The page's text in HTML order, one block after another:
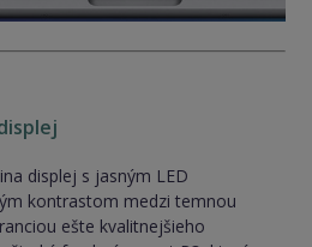
displej s jasným LED
kontrastom medzi temnou
ešte kvalitnejšieho